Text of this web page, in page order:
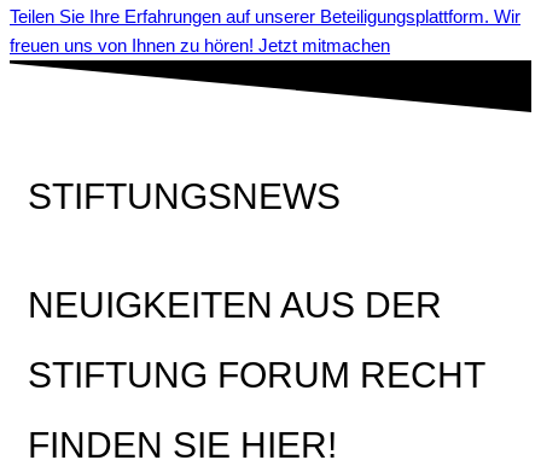
Teilen Sie Ihre Erfahrungen auf unserer Beteiligungsplattform. Wir
freuen uns von Ihnen zu hören! Jetzt mitmachen
STIFTUNGSNEWS
NEUIGKEITEN AUS DER
STIFTUNG FORUM RECHT
FINDEN SIE HIER!